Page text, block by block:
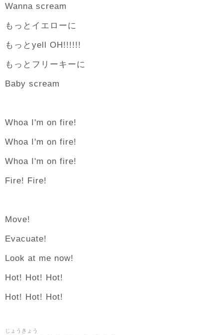
Wanna scream
もっとイエローに
もっとyell OH!!!!!!
もっとフリーキーに
Baby scream
Whoa I'm on fire!
Whoa I'm on fire!
Whoa I'm on fire!
Fire! Fire!
Move!
Evacuate!
Look at me now!
Hot! Hot! Hot!
Hot! Hot! Hot!
じょうきょう